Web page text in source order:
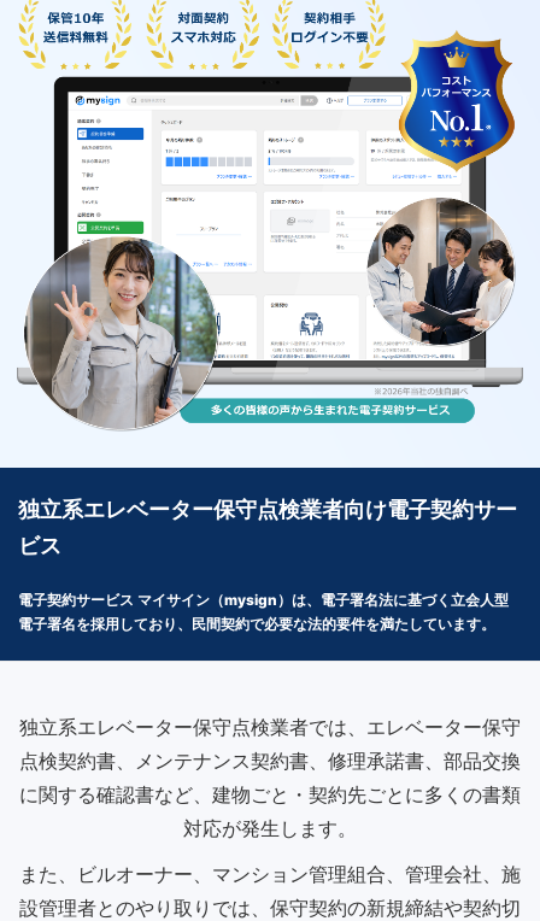
独立系エレベーター保守点検業者向け電子契約サー
ビス
電子契約サービス マイサイン（mysign）は、電子署名法に基づく立会人型
電子署名を採用しており、民間契約で必要な法的要件を満たしています。
独立系エレベーター保守点検業者では、エレベーター保守
点検契約書、メンテナンス契約書、修理承諾書、部品交換
に関する確認書など、建物ごと・契約先ごとに多くの書類
対応が発生します。
また、ビルオーナー、マンション管理組合、管理会社、施
設管理者とのやり取りでは、保守契約の新規締結や契約切